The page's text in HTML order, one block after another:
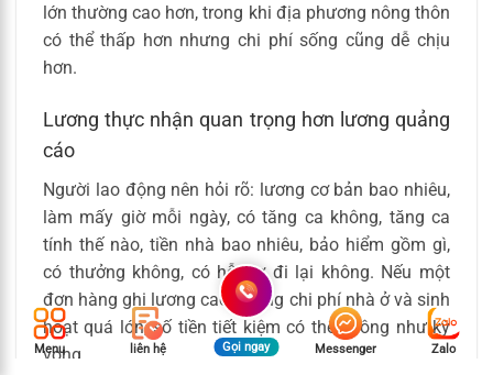
lớn thường cao hơn, trong khi địa phương nông thôn
có thể thấp hơn nhưng chi phí sống cũng dễ chịu
hơn.
Lương thực nhận quan trọng hơn lương quảng
cáo
Người lao động nên hỏi rõ: lương cơ bản bao nhiêu,
làm mấy giờ mỗi ngày, có tăng ca không, tăng ca
tính thế nào, tiền nhà bao nhiêu, bảo hiểm gồm gì,
có thưởng không, có hỗ trợ đi lại không. Nếu một
đơn hàng ghi lương cao nhưng chi phí nhà ở và sinh
hoạt quá lớn, số tiền tiết kiệm có thể không như kỳ
vọng.
Menu liên hệ Gọi ngay Messenger Zalo